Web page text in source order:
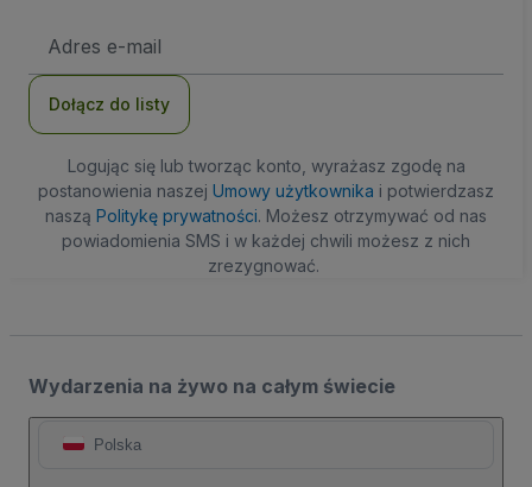
e-
Dołącz do listy
Logując się lub tworząc konto, wyrażasz zgodę na
postanowienia naszej Umowy użytkownika i potwierdzasz
naszą Politykę prywatności. Możesz otrzymywać od nas
powiadomienia SMS i w każdej chwili możesz z nich
zrezygnować.
Wydarzenia na żywo na całym świecie
Polska